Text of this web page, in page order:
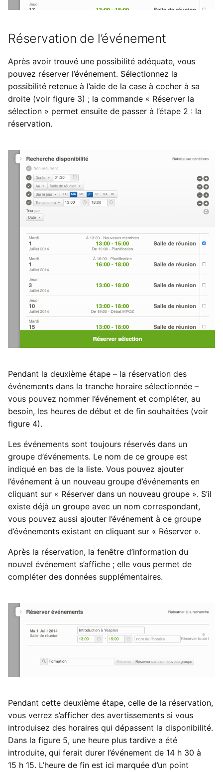
Réservation de l’événement
Après avoir trouvé une possibilité adéquate, vous
pouvez réserver l’événement. Sélectionnez la
possibilité retenue à l’aide de la case à cocher à sa
droite (voir figure 3) ; la commande « Réserver la
sélection » permet ensuite de passer à l’étape 2 : la
réservation.
Pendant la deuxième étape – la réservation des
événements dans la tranche horaire sélectionnée –
vous pouvez nommer l’événement et compléter, au
besoin, les heures de début et de fin souhaitées (voir
figure 4).
Les événements sont toujours réservés dans un
groupe d’événements. Le nom de ce groupe est
indiqué en bas de la liste. Vous pouvez ajouter
l’événement à un nouveau groupe d’événements en
cliquant sur « Réserver dans un nouveau groupe ». S’il
existe déjà un groupe avec un nom correspondant,
vous pouvez aussi ajouter l’événement à ce groupe
d’événements existant en cliquant sur « Réserver ».
Après la réservation, la fenêtre d’information du
nouvel événement s’affiche ; elle vous permet de
compléter des données supplémentaires.
Pendant cette deuxième étape, celle de la réservation,
vous verrez s’afficher des avertissements si vous
introduisez des horaires qui dépassent la disponibilité.
Dans la figure 5, une heure plus tardive a été
introduite, qui ferait durer l’événement de 14 h 30 à
15 h 15. L’heure de fin est ici marquée d’un point